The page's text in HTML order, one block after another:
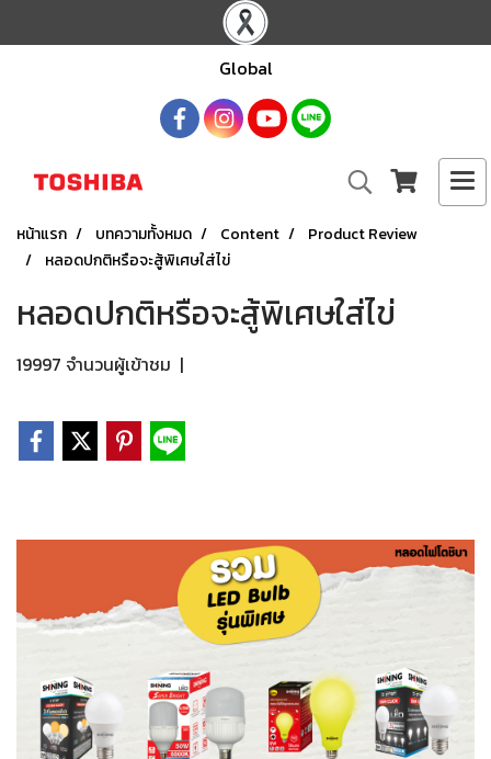
Global
หน้าแรก บทความทั้งหมด Content
Product Review
หลอดปกติหรือจะสู้พิเศษใส่ไข่
หลอดปกติหรือจะสู้พิเศษใส่ไข่
19997 จำนวนผู้เข้าชม |